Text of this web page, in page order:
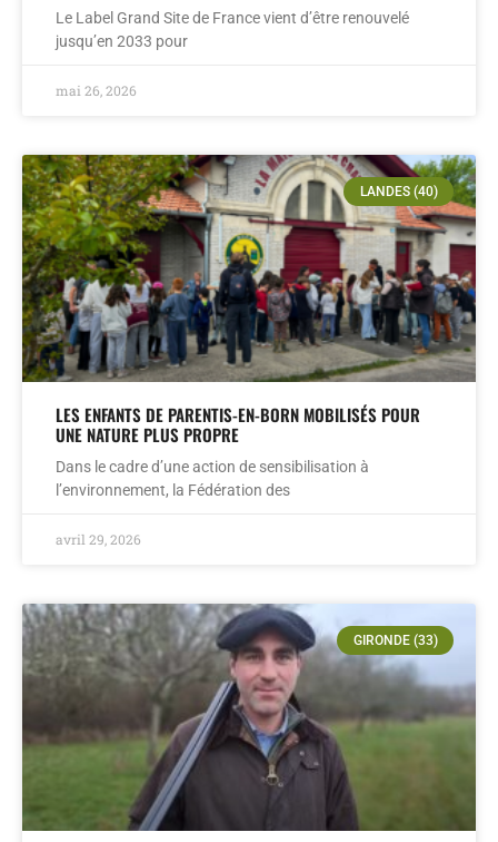
Le Label Grand Site de France vient d’être renouvelé
jusqu’en 2033 pour
mai 26, 2026
LANDES (40)
LES ENFANTS DE PARENTIS-EN-BORN MOBILISÉS POUR
UNE NATURE PLUS PROPRE
Dans le cadre d’une action de sensibilisation à
l’environnement, la Fédération des
avril 29, 2026
GIRONDE (33)